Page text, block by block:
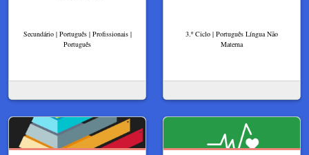
Secundário | Português | Profissionais |
Português
3.º Ciclo | Português Língua Não
Materna